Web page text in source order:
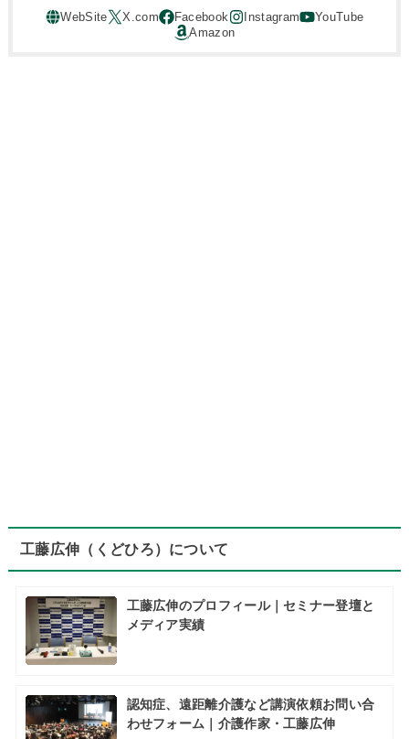
工藤広伸（くどひろ）について
工藤広伸のプロフィール｜セミナー登壇と
メディア実績
認知症、遠距離介護など講演依頼お問い合
わせフォーム｜介護作家・工藤広伸